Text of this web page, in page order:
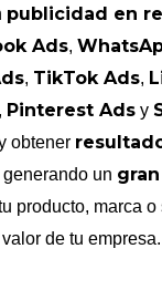
publicidad en
Ads,
, TikTok Ads,
, Pinterest Ads y
obtener
generando un
producto, marca o
de tu empresa.